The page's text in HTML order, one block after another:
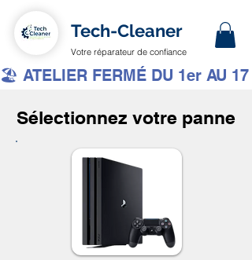
Tech-Cleaner
Votre réparateur de confiance
🏖️ ATELIER FERMÉ DU 1er AU
Sélectionnez votre panne